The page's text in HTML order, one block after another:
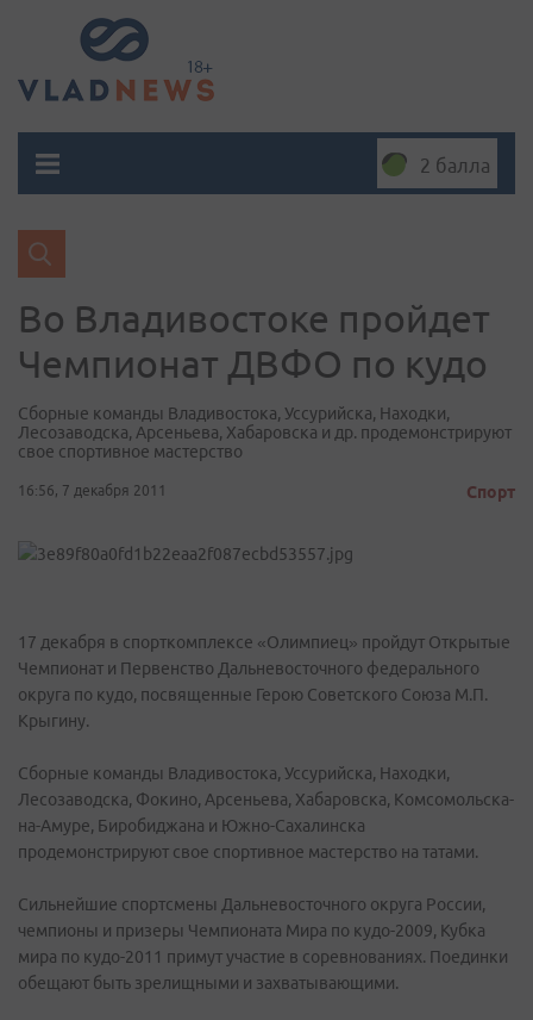
2 балла
Во Владивостоке пройдет
Чемпионат ДВФО по кудо
Сборные команды Владивостока, Уссурийска, Находки,
Лесозаводска, Арсеньева, Хабаровска и др. продемонстрируют
свое спортивное мастерство
16:56, 7 декабря 2011 Спорт
17 декабря в спорткомплексе «Олимпиец» пройдут Открытые
Чемпионат и Первенство Дальневосточного федерального
округа по кудо, посвященные Герою Советского Союза М.П.
Крыгину.
Сборные команды Владивостока, Уссурийска, Находки,
Лесозаводска, Фокино, Арсеньева, Хабаровска, Комсомольска-
на-Амуре, Биробиджана и Южно-Сахалинска
продемонстрируют свое спортивное мастерство на татами.
Сильнейшие спортсмены Дальневосточного округа России,
чемпионы и призеры Чемпионата Мира по кудо-2009, Кубка
мира по кудо-2011 примут участие в соревнованиях. Поединки
обещают быть зрелищными и захватывающими.